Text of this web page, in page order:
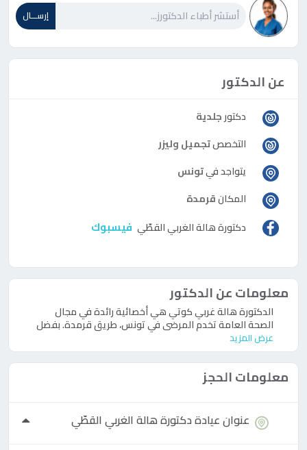
إرســـال
عن الدكتور
دكتورجلدية
التخصصتجميل وليزر
يتواجد فيتونس
المكانقرمدة
دكتورةهالة الغربي القطّي فيسبوك
معلومات عن الدكتور
الدكتورة هالة غربي كوتي هي أخصائية رائدة في مجال
الصحة العامة تخدم المرضى في تونس، طريق قرمدة. بفضل
عرض المزيد
معلومات الحجز
عنوان عيادةدكتورةهالة الغربي القطّي